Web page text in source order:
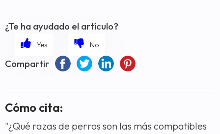
¿Te ha ayudado el artículo?
Compartir
Cómo cita:
"¿Qué razas de perros son las más compatibles